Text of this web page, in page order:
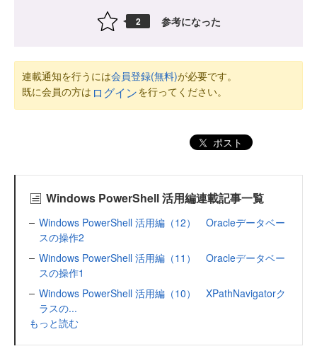
2 参考になった
連載通知を行うには会員登録(無料)が必要です。
既に会員の方は ログインを行ってください。
ポスト
Windows PowerShell 活用編連載記事一覧
Windows PowerShell 活用編（12） Oracleデータベー
スの操作2
Windows PowerShell 活用編（11） Oracleデータベー
スの操作1
Windows PowerShell 活用編（10） XPathNavigatorク
ラスの...
もっと読む